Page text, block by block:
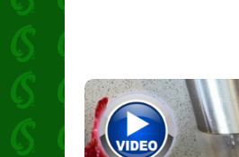
e
Vegetariane
Pasta
Riso
Classiche